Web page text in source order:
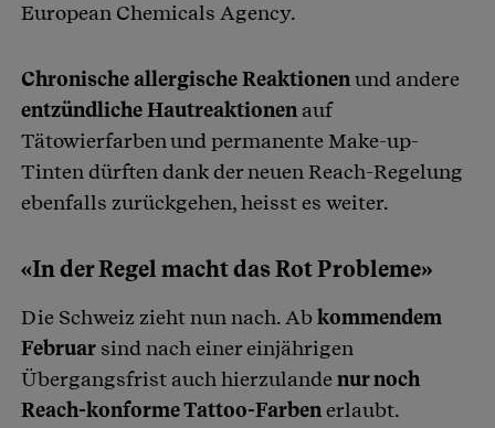
European Chemicals Agency.
Chronische allergische Reaktionenund andere
entzündliche Hautreaktionenauf
Tätowierfarben und permanente Make-up-
Tinten dürften dank der neuen Reach-Regelung
ebenfalls zurückgehen, heisst es weiter.
«In der Regel macht das Rot Probleme»
Die Schweiz zieht nun nach. Abkommendem
Februar sind nach einer einjährigen
Übergangsfrist auch hierzulandenur noch
Reach-konforme Tattoo-Farbenerlaubt.